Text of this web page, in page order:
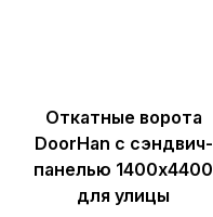
Откатные ворота
DoorHan с сэндвич-
панелью 1400x4400
для улицы